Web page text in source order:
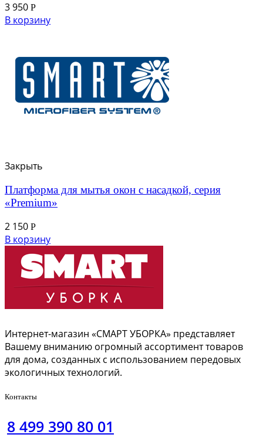
3 950 Р
В корзину
Закрыть
Платформа для мытья окон с насадкой, серия
«Premium»
2 150 Р
В корзину
Интернет-магазин «СМАРТ УБОРКА» представляет
Вашему вниманию огромный ассортимент товаров
для дома, созданных с использованием передовых
экологичных технологий.
Контакты
8 499 390 80 01